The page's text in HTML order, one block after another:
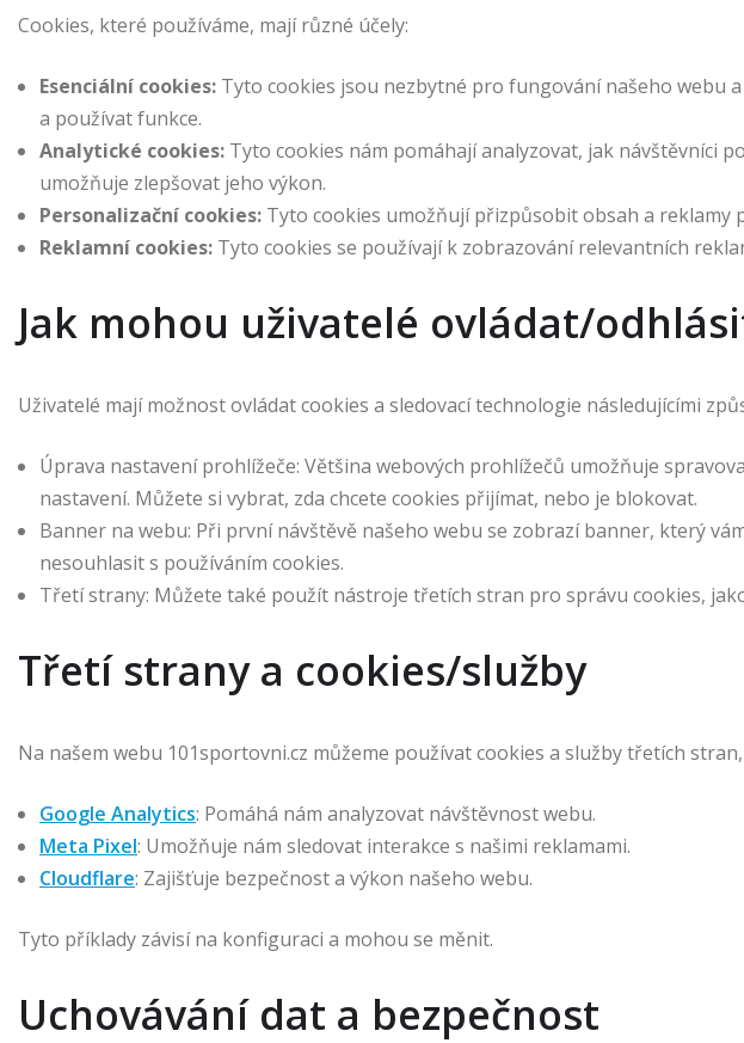
Cookies, které používáme, mají různé účely:
Esenciální cookies: Tyto cookies jsou nezbytné pro fungování našeho webu
a používat funkce.
Analytické cookies: Tyto cookies nám pomáhají analyzovat, jak návštěvníci
umožňuje zlepšovat jeho výkon.
Personalizační cookies: Tyto cookies umožňují přizpůsobit obsah a reklamy
Reklamní cookies: Tyto cookies se používají k zobrazování relevantních
Jak mohou uživatelé ovládat/
Uživatelé mají možnost ovládat cookies a sledovací technologie následujícími
Úprava nastavení prohlížeče: Většina webových prohlížečů umožňuje
nastavení. Můžete si vybrat, zda chcete cookies přijímat, nebo je blokovat.
Banner na webu: Při první návštěvě našeho webu se zobrazí banner, který
nesouhlasit s používáním cookies.
Třetí strany: Můžete také použít nástroje třetích stran pro správu cookies,
Třetí strany a cookies/služby
Na našem webu 101sportovni.cz můžeme používat cookies a služby třetích
Google Analytics: Pomáhá nám analyzovat návštěvnost webu.
Meta Pixel: Umožňuje nám sledovat interakce s našimi reklamami.
Cloudflare: Zajišťuje bezpečnost a výkon našeho webu.
Tyto příklady závisí na konfiguraci a mohou se měnit.
Uchovávání dat a bezpečnost